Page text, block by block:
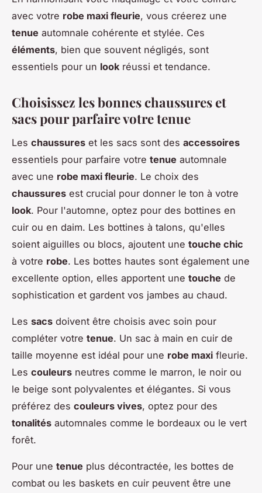
avec votre robe maxi fleurie, vous créerez une
tenue automnale cohérente et stylée. Ces
éléments, bien que souvent négligés, sont
essentiels pour un look réussi et tendance.
Choisissez les bonnes chaussures et
sacs pour parfaire votre tenue
Les chaussures et les sacs sont des accessoires
essentiels pour parfaire votre tenue automnale
avec une robe maxi fleurie. Le choix des
chaussures est crucial pour donner le ton à votre
look. Pour l'automne, optez pour des bottines en
cuir ou en daim. Les bottines à talons, qu'elles
soient aiguilles ou blocs, ajoutent une touche chic
à votre robe. Les bottes hautes sont également une
excellente option, elles apportent une touche de
sophistication et gardent vos jambes au chaud.
Les sacs doivent être choisis avec soin pour
compléter votre tenue. Un sac à main en cuir de
taille moyenne est idéal pour une robe maxi fleurie.
Les couleurs neutres comme le marron, le noir ou
le beige sont polyvalentes et élégantes. Si vous
préférez des couleurs vives, optez pour des
tonalités automnales comme le bordeaux ou le vert
forêt.
Pour une tenue plus décontractée, les bottes de
combat ou les baskets en cuir peuvent être une